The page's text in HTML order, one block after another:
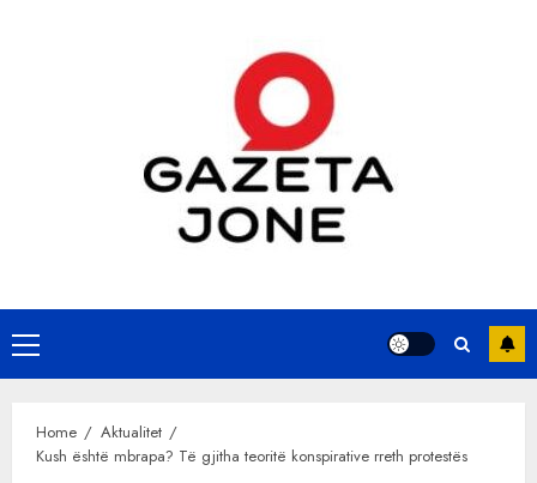
Primary
Menu
Home
Aktualitet
Kush është mbrapa? Të gjitha teoritë konspirative rreth protestës